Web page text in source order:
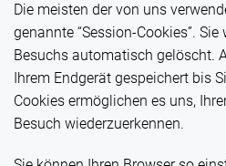
Die meisten der von uns
genannte “Session-Cookies”.
Besuchs automatisch gelöscht.
Ihrem Endgerät gespeichert bis
Cookies ermöglichen es uns,
Besuch wiederzuerkennen.